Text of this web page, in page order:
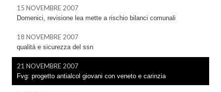
15 NOVEMBRE 2007
Domenici, revisione lea mette a rischio bilanci comunali
18 NOVEMBRE 2007
qualità e sicurezza del ssn
21 NOVEMBRE 2007
Fvg: progetto antialcol giovani con veneto e carinzia